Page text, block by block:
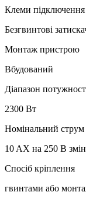
Клеми підключення
Безгвинтові
Монтаж пристрою
Вбудований
Діапазон
2300 Вт
Номінальний струм
10 AX на 250 В
Спосіб кріплення
гвинтами або